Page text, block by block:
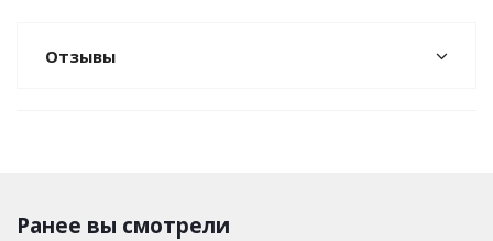
Отзывы
Ранее вы смотрели